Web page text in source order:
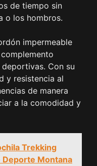
de tiempo sin
o los hombros.
impermeable
Con su
y resistencia al
de manera
a la comodidad y
Trekking
Montana